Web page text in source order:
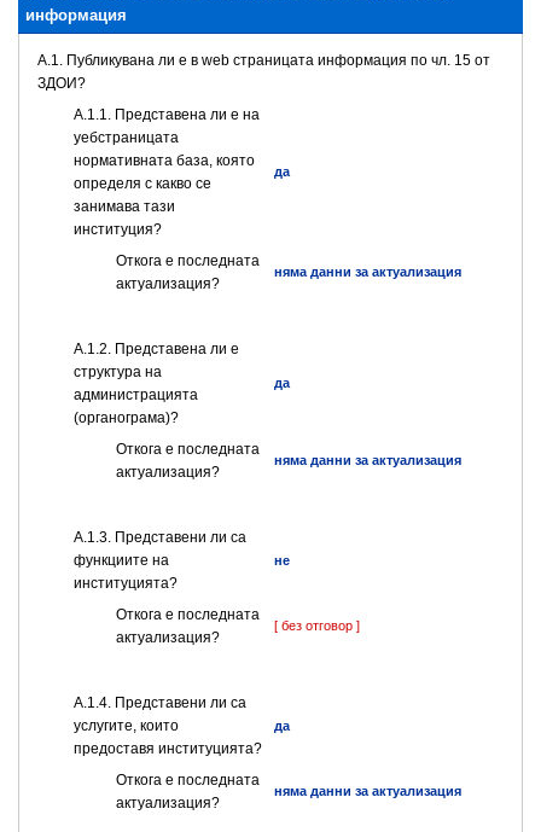
информация
A.1. Публикувана ли е в web страницата информация по чл. 15 от
ЗДОИ?
A.1.1. Представена ли е на
уебстраницата
нормативната база, която
определя с какво се
занимава тази
институция?
да
Откога е последната
актуализация?
няма данни за актуализация
A.1.2. Представена ли е
структура на
администрацията
(органограма)?
да
Откога е последната
актуализация?
няма данни за актуализация
А.1.3. Представени ли са
функциите на
институцията?
не
Откога е последната
актуализация?
[ без отговор ]
А.1.4. Представени ли са
услугите, които
предоставя институцията?
да
Откога е последната
актуализация?
няма данни за актуализация